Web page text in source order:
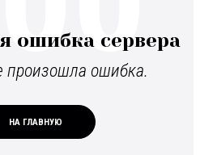
ошибка сервера
произошла ошибка.
НА ГЛАВНУЮ